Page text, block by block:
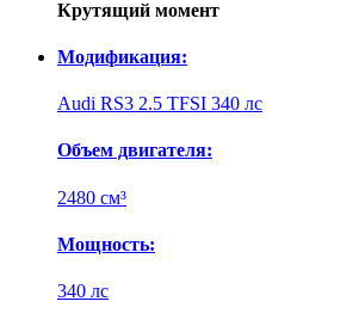
Крутящий момент
Модификация:
Audi RS3 2.5 TFSI 340 лс
Объем двигателя:
2480 см³
Мощность:
340 лс